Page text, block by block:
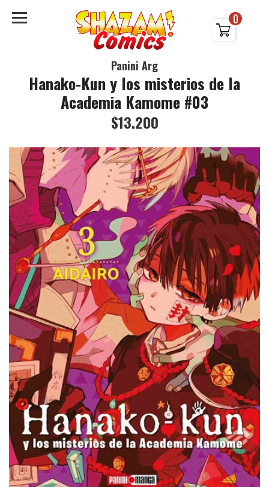
0
Panini Arg
Hanako-Kun y los misterios de la
Academia Kamome #03
$13.200